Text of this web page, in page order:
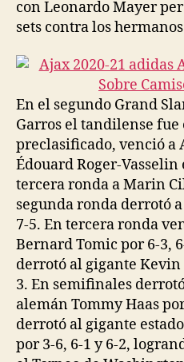
con Leonardo Mayer
sets contra los
En el segundo Grand
Garros el tandilense fue
preclasificado, venció a
Édouard Roger-
tercera ronda a Marin
segunda ronda derrotó
7-5. En tercera ronda
Bernard Tomic por 6-3,
derrotó al gigante
3. En semifinales
alemán Tommy Haas
derrotó al gigante
por 3-6, 6-1 y 6-2,